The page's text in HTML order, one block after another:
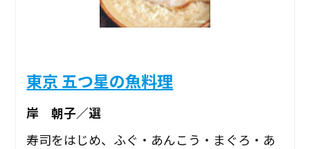
東京 五つ星の魚料理
岸 朝子／選
寿司をはじめ、ふぐ・あんこう・まぐろ・あ